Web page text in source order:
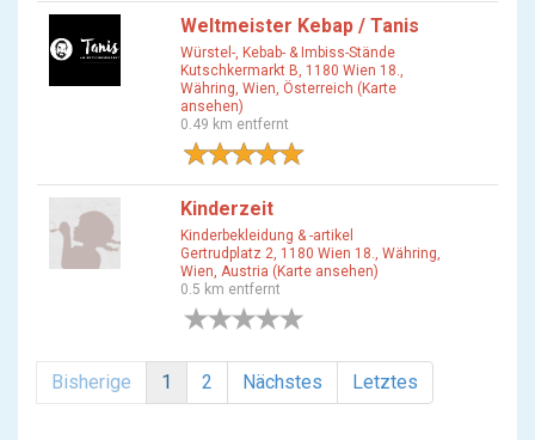
Weltmeister Kebap / Tanis
Würstel-, Kebab- & Imbiss-Stände
Kutschkermarkt B, 1180 Wien 18.,
Währing, Wien, Österreich (Karte
ansehen)
0.49 km entfernt
Kinderzeit
Kinderbekleidung & -artikel
Gertrudplatz 2, 1180 Wien 18., Währing,
Wien, Austria (Karte ansehen)
0.5 km entfernt
Bisherige 1 2 Nächstes Letztes